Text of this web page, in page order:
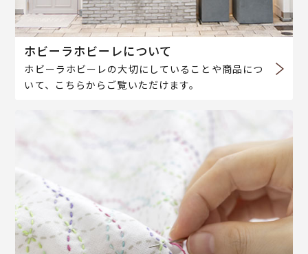
ホビーラホビーレについて
ホビーラホビーレの大切にしていることや商品につ
いて、こちらからご覧いただけます。